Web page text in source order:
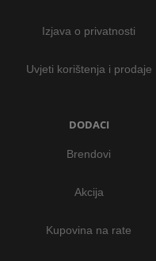
Izjava o privatnosti
Uvjeti korištenja i prodaje
DODACI
Brendovi
Akcija
Kupovina na rate